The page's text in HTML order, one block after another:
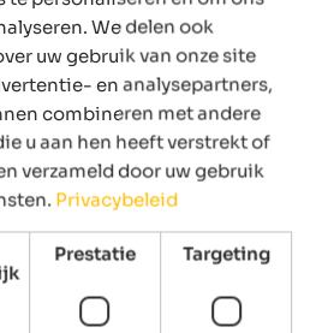
webcams in Solda!
webcams
We delen ook
uw gebruik van onze site
en analysepartners,
combineren met andere
u aan hen heeft verstrekt of
verzameld door uw gebruik
Privacybeleid
Prestatie Targeting